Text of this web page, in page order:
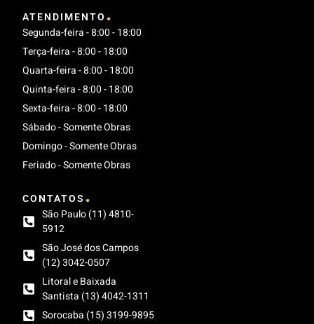
ATENDIMENTO .
Segunda-feira - 8:00 - 18:00
Terça-feira - 8:00 - 18:00
Quarta-feira - 8:00 - 18:00
Quinta-feira - 8:00 - 18:00
Sexta-feira - 8:00 - 18:00
Sábado - Somente Obras
Domingo - Somente Obras
Feriado - Somente Obras
CONTATOS .
São Paulo (11) 4810-
5912
São José dos Campos
(12) 3042-0507
Litoral e Baixada
Santista (13) 4042-1311
Sorocaba (15) 3199-9895